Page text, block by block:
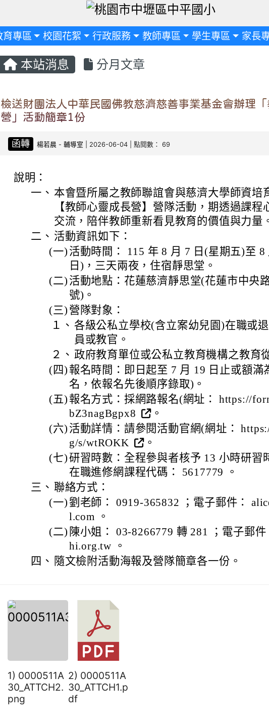
佈景設定
育專區 校園花絮 行政服務 教師專區 學生專區 家長
本站消息 分月文章
檢送財團法人中華民國佛教慈濟慈善事業基金會辦理
營」活動簡章1份
函轉 楊若晨 -輔導室 | 2026-06-04 | 點閱數： 69
說明：
一、 本會暨所屬之教師聯誼會與慈濟大學師資培
【教師心靈成長營】營隊活動，期透過課程
交流，陪伴教師重新看見教育的價值與力量
二、 活動資訊如下：
(一) 活動時間： 115 年 8 月 7 日(星期五)至 8
日)，三天兩夜，住宿靜思堂。
(二) 活動地點：花蓮慈濟靜思堂(花蓮市中央
號)。
(三) 營隊對象：
１、 各級公私立學校(含立案幼兒園)在職或
員或教官。
２、 政府教育單位或公私立教育機構之教育
(四) 報名時間：即日起至 7 月 19 日止或額滿
名，依報名先後順序錄取)。
(五) 報名方式：採網路報名(網址： https://
bZ3nagBgpx8
。
(六) 活動詳情：請參閱活動官網(網址：
g/s/wtROKK
。
(七)研習時數：全程參與者核予 13 小時研習
在職進修網課程代碼： 5617779 。
三、 聯絡方式：
(一) 劉老師： 0919-365832 ；電子郵件：
l.com 。
(二) 陳小姐： 03-8266779 轉 281 ；電子郵
hi.org.tw 。
四、 隨文檢附活動海報及營隊簡章各一份。
1) 0000511A
30_ATTCH2.
png
2) 0000511A
30_ATTCH1.p
df